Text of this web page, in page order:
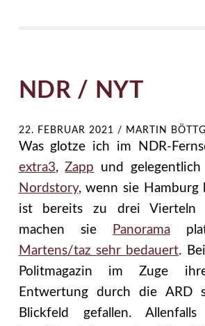
NDR / NYT
22. FEBRUAR 2021 / MARTIN
Was glotze ich im NDR-
extra3,Zapp und
Nordstory, wenn sie Hamburg
ist bereits zu drei Vierteln
machen sie
Panorama
Martens/taz sehr bedauert.
Politmagazin im Zuge
Entwertung durch die ARD
Blickfeld gefallen. Allenfalls